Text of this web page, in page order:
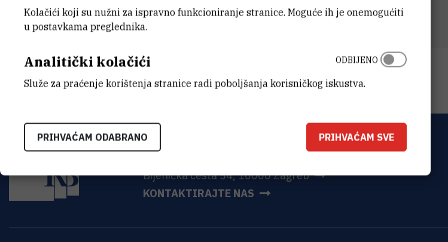
Odluka o imenovanju službenika za ravnopravnost spolova
Bijenička cesta 54, 10000 Zagreb
KONTAKTIRAJTE NAS
Kolačići koji su nužni za ispravno funkcioniranje stranice. Moguće ih je onemogućiti
u postavkama preglednika.
Analitički kolačići
Služe za praćenje korištenja stranice radi poboljšanja korisničkog iskustva.
ODBIJENO
PRIHVAĆAM ODABRANO PRIHVAĆAM SVE